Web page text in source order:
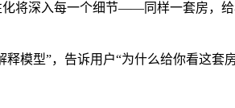
将深入每一个细节——同样一套房，
模型”，告诉用户“为什么给你看这